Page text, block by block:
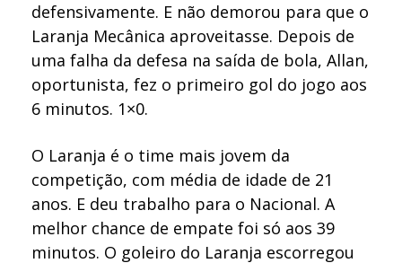
defensivamente. E não demorou para que o
Laranja Mecânica aproveitasse. Depois de
uma falha da defesa na saída de bola, Allan,
oportunista, fez o primeiro gol do jogo aos
6 minutos. 1×0.
O Laranja é o time mais jovem da
competição, com média de idade de 21
anos. E deu trabalho para o Nacional. A
melhor chance de empate foi só aos 39
minutos. O goleiro do Laranja escorregou